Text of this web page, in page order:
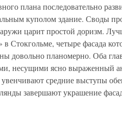
плана последовательно
куполом здание. Своды
царит простой доризм.
Стокгольме, четыре фасада
довольно планомерно. Оба
несущими ясно выраженный
средние выступы
завершают украшение